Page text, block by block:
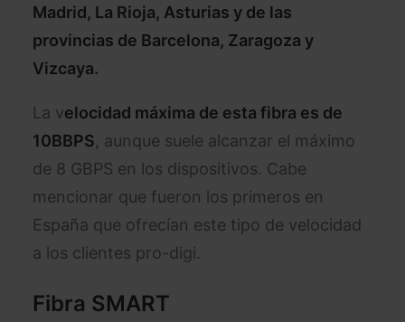
Madrid, La Rioja, Asturias y de las
provincias de Barcelona, Zaragoza y
Vizcaya.
La velocidad máxima de esta fibra es de
10BBPS, aunque suele alcanzar el máximo
de 8 GBPS en los dispositivos. Cabe
mencionar que fueron los primeros en
España que ofrecían este tipo de velocidad
a los clientes pro-digi.
Fibra SMART